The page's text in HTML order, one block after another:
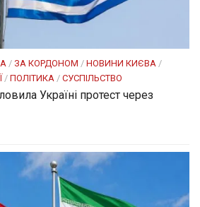
/ ЗА КОРДОНОМ / НОВИНИ КИЄВА /
/ ПОЛІТИКА / СУСПІЛЬСТВО
Україні протест через